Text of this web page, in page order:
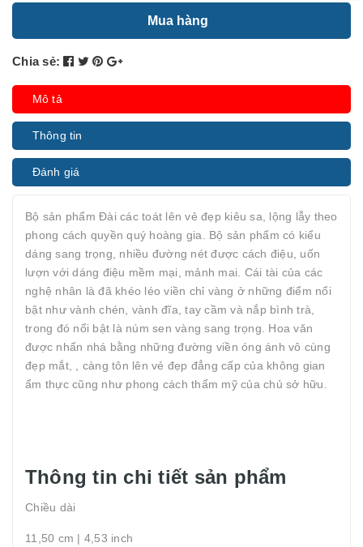
Mua hàng
Chia sẻ:
Mô tả
Thông tin
Đánh giá
Bộ sản phẩm Đài các toát lên vẻ đẹp kiêu sa, lộng lẫy theo
phong cách quyền quý hoàng gia. Bộ sản phẩm có kiểu
dáng sang trọng, nhiều đường nét được cách điệu, uốn
lượn với dáng điệu mềm mại, mảnh mai. Cái tài của các
nghệ nhân là đã khéo léo viền chỉ vàng ở những điểm nổi
bật như vành chén, vành đĩa, tay cầm và nắp bình trà,
trong đó nổi bật là núm sen vàng sang trọng. Hoa văn
được nhấn nhá bằng những đường viền óng ánh vô cùng
đẹp mắt, , càng tôn lên vẻ đẹp đẳng cấp của không gian
ẩm thực cũng như phong cách thẩm mỹ của chủ sở hữu.
Thông tin chi tiết sản phẩm
Chiều dài
11,50 cm | 4,53 inch